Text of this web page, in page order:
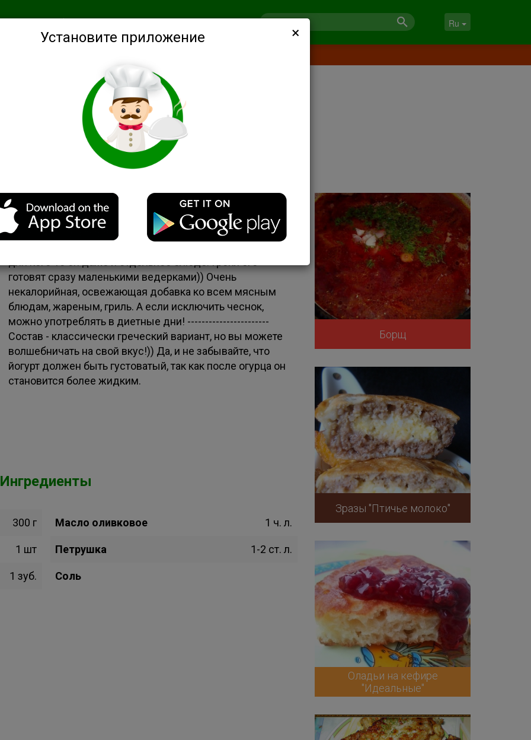
Подобрать по ингредиентам Советы Войти Ru
Установите приложение ×
Описание
готовят сразу маленькими ведeрками)) Очень
некалорийная, освежающая добавка ко всем мясным
блюдам, жареным, гриль. А если исключить чеснок,
можно употреблять в диетные дни! -----------------------
Состав - классически греческий вариант, но вы можете
волшебничать на свой вкус!)) Да, и не забывайте, что
йогурт должен быть густоватый, так как после огурца он
становится более жидким.
Ингредиенты
300 г
1 шт
1 зуб.
Масло оливковое 1 ч. л.
Петрушка 1-2 ст. л.
Соль
Борщ
Зразы "Птичье молоко"
Оладьи на кефире
"Идеальные"